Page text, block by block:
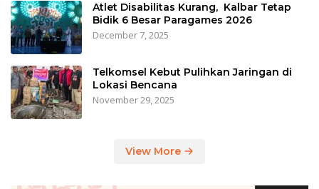
Atlet Disabilitas Kurang, Kalbar Tetap
Bidik 6 Besar Paragames 2026
December 7, 2025
Telkomsel Kebut Pulihkan Jaringan di
Lokasi Bencana
November 29, 2025
View More